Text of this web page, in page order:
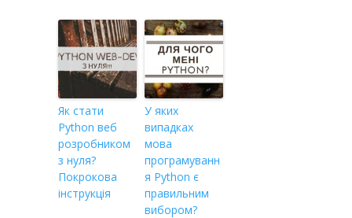
Як стати
Python веб
розробником
з нуля?
Покрокова
інструкція
У яких
випадках
мова
програмуванн
я Python є
правильним
вибором?